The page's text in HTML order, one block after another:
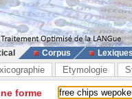
Corpus
Etymologie
forme